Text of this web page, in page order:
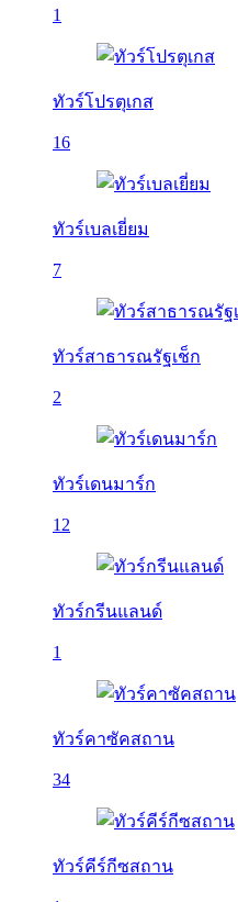
1
ทัวร์โปรตุเกส
16
ทัวร์เบลเยี่ยม
7
ทัวร์สาธารณรัฐเช็ก
2
ทัวร์เดนมาร์ก
12
ทัวร์กรีนแลนด์
1
ทัวร์คาซัคสถาน
34
ทัวร์คีร์กีซสถาน